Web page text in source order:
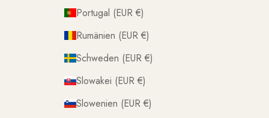
Portugal (EUR €)
Rumänien (EUR €)
Schweden (EUR €)
Slowakei (EUR €)
Slowenien (EUR €)